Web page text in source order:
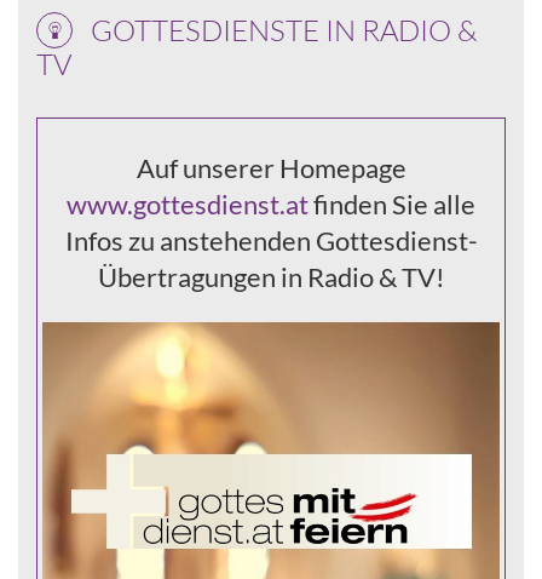
GOTTESDIENSTE IN RADIO &
TV
Auf unserer Homepage
www.gottesdienst.atfinden Sie alle
Infos zu anstehenden Gottesdienst-
Übertragungen in Radio & TV!